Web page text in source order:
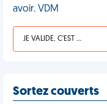
avoir. VDM
JE VALIDE, C'EST UNE VDM
Sortez couverts